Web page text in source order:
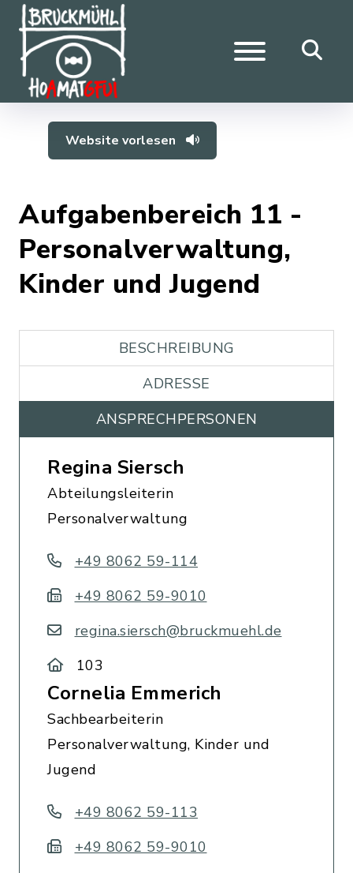
Website vorlesen
Aufgabenbereich 11 -
Personalverwaltung,
Kinder und Jugend
BESCHREIBUNG
ADRESSE
ANSPRECHPERSONEN
Regina Siersch
Abteilungsleiterin
Personalverwaltung
+49 8062 59-114
+49 8062 59-9010
regina.siersch@bruckmuehl.de
103
Cornelia Emmerich
Sachbearbeiterin
Personalverwaltung, Kinder und
Jugend
+49 8062 59-113
+49 8062 59-9010